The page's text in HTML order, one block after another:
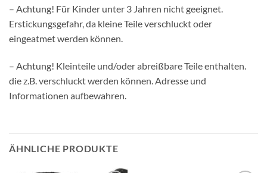
– Achtung! Für Kinder unter 3 Jahren nicht geeignet.
Erstickungsgefahr, da kleine Teile verschluckt oder
eingeatmet werden können.
– Achtung! Kleinteile und/oder abreißbare Teile enthalten.
die z.B. verschluckt werden können. Adresse und
Informationen aufbewahren.
ÄHNLICHE PRODUKTE